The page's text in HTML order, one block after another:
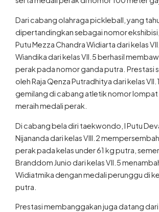
dipertandingkan sebagai nomor ekshibisi,
Putu Mezza Chandra Widiarta dari kelas
perak pada nomor ganda putra. Prestasi
oleh Raja Qenza Putradhitya dari kelas
gemilang di cabang atletik nomor lompat
meraih medali perak.
Nijananda dari kelas VIII.2
perak pada kelas under 61 kg putra,
Branddom Junio dari kelas VII.5